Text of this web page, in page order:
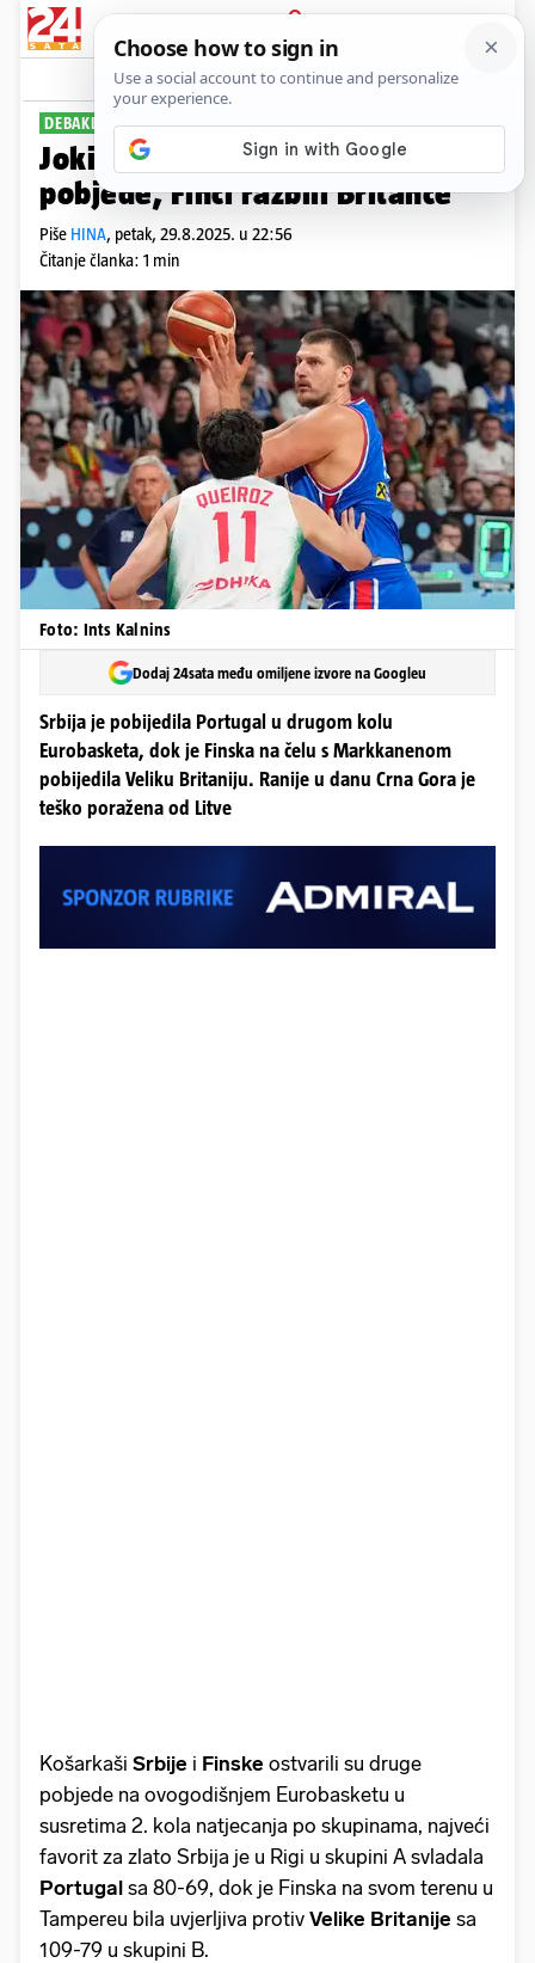
PRIJAVA
Sport Komentari
DEBAKL CRNE GORE
Jokić vodio Srbiju do još jedne
pobjede, Finci razbili Britance
Piše HINA, petak, 29.8.2025. u 22:56
Čitanje članka: 1 min
Foto: Ints Kalnins
Dodaj 24sata među omiljene izvore na Googleu
Srbija je pobijedila Portugal u drugom kolu
Eurobasketa, dok je Finska na čelu s Markkanenom
pobijedila Veliku Britaniju. Ranije u danu Crna Gora je
teško poražena od Litve
Košarkaši Srbije i Finske ostvarili su druge
pobjede na ovogodišnjem Eurobasketu u
susretima 2. kola natjecanja po skupinama, najveći
favorit za zlato Srbija je u Rigi u skupini A svladala
Portugal sa 80-69, dok je Finska na svom terenu u
Tampereu bila uvjerljiva protiv Velike Britanije sa
109-79 u skupini B.